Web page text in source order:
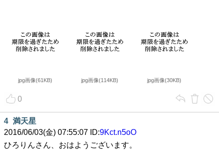
jpg画像(61KB) jpg画像(114KB) jpg画像(30KB)
0
4 満天星
2016/06/03(金) 07:55:07 ID:9Kct.n5oO
ひろりんさん、おはようございます。